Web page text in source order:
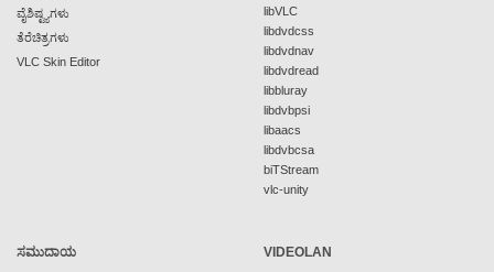
ವೈಶಿಷ್ಟ್ಯಗಳು
ತೆರೆಚಿತ್ರಗಳು
VLC Skin Editor
libVLC
libdvdcss
libdvdnav
libdvdread
libbluray
libdvbpsi
libaacs
libdvbcsa
biTStream
vlc-unity
ಸಮುದಾಯ VIDEOLAN